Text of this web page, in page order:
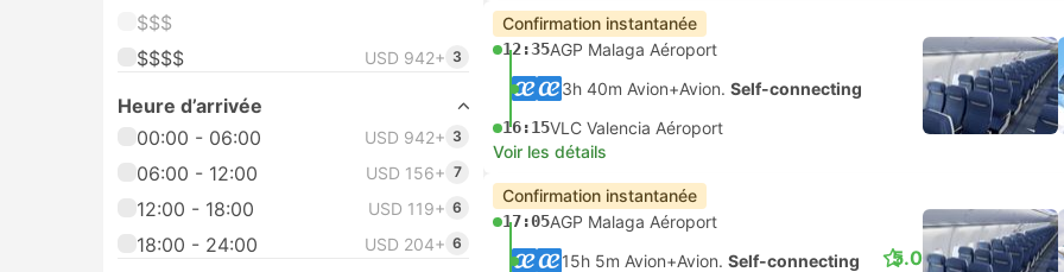
$$$
$$$$
USD 942+ 3
Heure d’arrivée
00:00 - 06:00
USD 942+ 3
06:00 - 12:00 USD 156+ 7
12:00 - 18:00 USD 119+ 6
18:00 - 24:00 USD 204+ 6
Confirmation instantanée
12:35AGP Malaga Aéroport
3h 40m Avion+Avion. Self-connecting
16:15VLC Valencia Aéroport
Voir les détails
Confirmation instantanée
17:05AGP Malaga Aéroport
15h 5m Avion+Avion. Self-connecting 5.0